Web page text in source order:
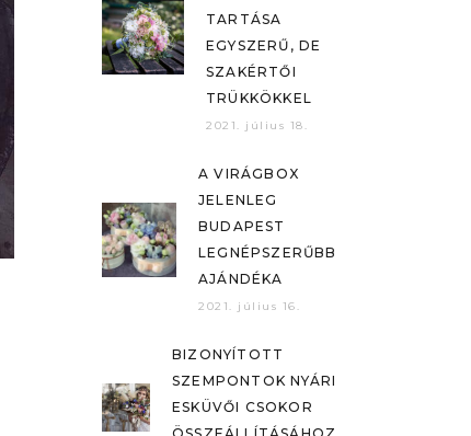
TARTÁSA
EGYSZERŰ, DE
SZAKÉRTŐI
TRÜKKÖKKEL
2021. július 18.
A VIRÁGBOX
JELENLEG
BUDAPEST
LEGNÉPSZERŰBB
AJÁNDÉKA
2021. július 16.
BIZONYÍTOTT
SZEMPONTOK NYÁRI
ESKÜVŐI CSOKOR